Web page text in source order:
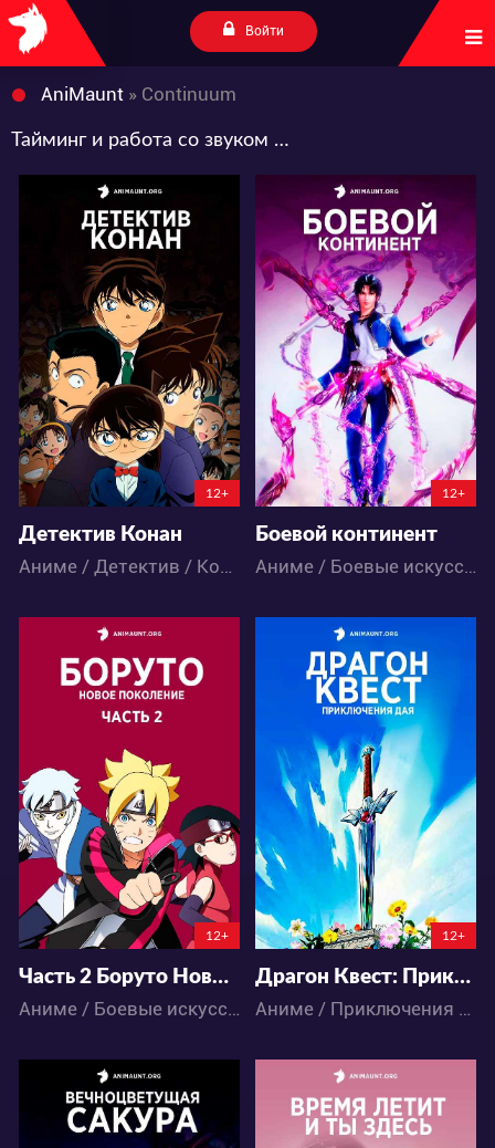
Войти
AniMaunt » Continuum
Тайминг и работа со звуком от Continuum
140404
89 228
12+
Детектив Конан
Аниме / Детектив / Комедия / Приключения / Сёнэн
181992
132 566
12+
Боевой континент
Аниме / Боевые искусства / Исторический / Приключения / Романтика / Фэнтези / Экшен
344846
461 661
12+
Часть 2 Боруто Новое поколение Наруто
Аниме / Боевые искусства / Приключения / Сёнэн / Экшен
179852
84 163
12+
Драгон Квест: Приключения Дая
Аниме / Приключения / Сёнэн / Фэнтези / Экшен